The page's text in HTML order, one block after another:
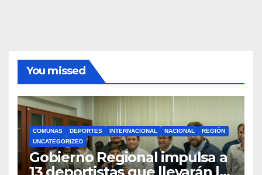
You missed
COMUNAS DEPORTES INTERNACIONAL NACIONAL
REGIÓN
UNCATEGORIZED
Gobierno Regional impulsa a